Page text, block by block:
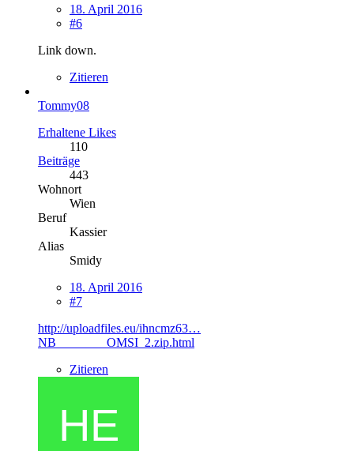
18. April 2016
#6
Link down.
Zitieren
Tommy08
Erhaltene Likes
110
Beiträge
443
Wohnort
Wien
Beruf
Kassier
Alias
Smidy
18. April 2016
#7
http://uploadfiles.eu/ihncmz63…
NB________OMSI_2.zip.html
Zitieren